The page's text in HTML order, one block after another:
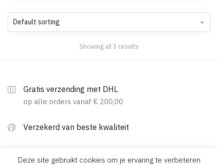
Showing all 3 results
Gratis verzending met DHL
op alle orders vanaf € 200,00
Verzekerd van beste kwaliteit
Deze site gebruikt cookies om je ervaring te verbeteren